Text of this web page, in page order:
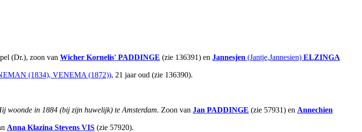
(Dr.), zoon van Wicher Kornelis' PADDINGE (zie 136391) en Jannesjen (Jantje,Jannesien) ELZINGA
(1834), VENEMA (1872)), 21 jaar oud (zie 136390).
woonde in 1884 (bij zijn huwelijk) te Amsterdam. Zoon van Jan PADDINGE (zie 57931) en Annechien
Anna Klazina Stevens VIS (zie 57920).